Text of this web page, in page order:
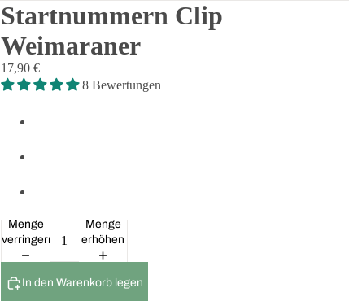
Startnummern Clip
Weimaraner
17,90 €
8 Bewertungen
Menge
verringern
Menge
erhöhen
In den Warenkorb legen